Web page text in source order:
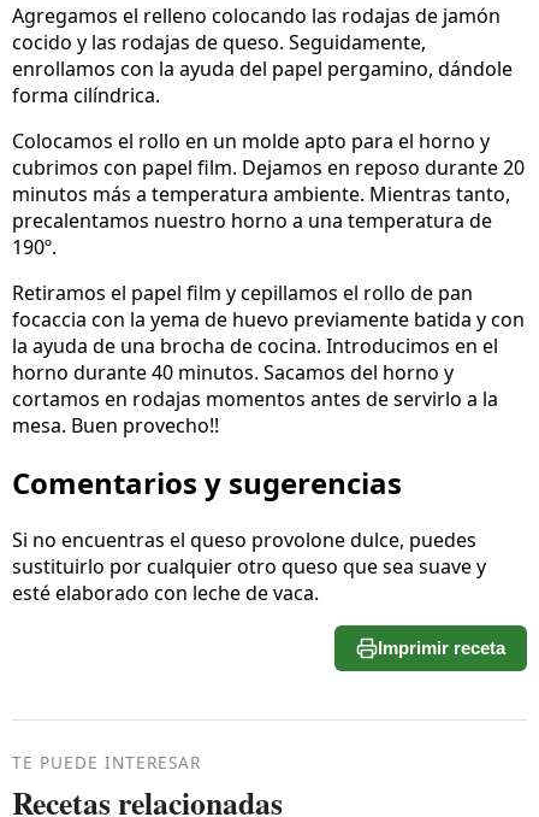
Agregamos el relleno colocando las rodajas de jamón
cocido y las rodajas de queso. Seguidamente,
enrollamos con la ayuda del papel pergamino, dándole
forma cilíndrica.
Colocamos el rollo en un molde apto para el horno y
cubrimos con papel film. Dejamos en reposo durante 20
minutos más a temperatura ambiente. Mientras tanto,
precalentamos nuestro horno a una temperatura de
190º.
Retiramos el papel film y cepillamos el rollo de pan
focaccia con la yema de huevo previamente batida y con
la ayuda de una brocha de cocina. Introducimos en el
horno durante 40 minutos. Sacamos del horno y
cortamos en rodajas momentos antes de servirlo a la
mesa. Buen provecho!!
Comentarios y sugerencias
Si no encuentras el queso provolone dulce, puedes
sustituirlo por cualquier otro queso que sea suave y
esté elaborado con leche de vaca.
Imprimir receta
TE PUEDE INTERESAR
Recetas relacionadas